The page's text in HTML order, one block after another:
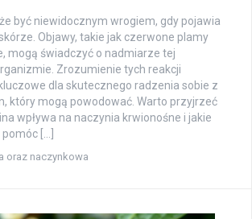
być niewidocznym wrogiem, gdy pojawia
Objawy, takie jak czerwone plamy
mogą świadczyć o nadmiarze tej
Zrozumienie tych reakcji
dla skutecznego radzenia sobie z
który mogą powodować. Warto przyjrzeć
wpływa na naczynia krwionośne i jakie
[…]
oraz naczynkowa